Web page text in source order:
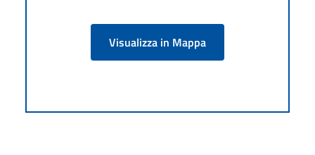
Visualizza in Mappa